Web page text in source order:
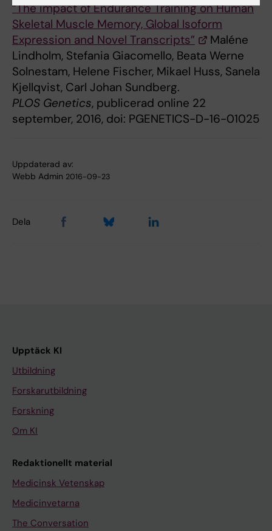
”The impact of Endurance Training on Human
Skeletal Muscle Memory, Global Isoform
Expression and Novel Transcripts”
Maléne
Lindholm, Stefania Giacomello, Beata Werne
Solnestam, Helene Fischer, Mikael Huss, Sanela
Kjellqvist, Carl Johan Sundberg.
PLOS Genetics, publicerad online 22
september, 2016, doi: PGENETICS-D-16-01025
Uppdaterad av:
Webb Admin 2016-09-23
Dela
Upptäck KI
Utbildning
Forskarutbildning
Forskning
Om KI
Redaktionellt material
Medicinsk Vetenskap
Medicinvetarna
The Conversation